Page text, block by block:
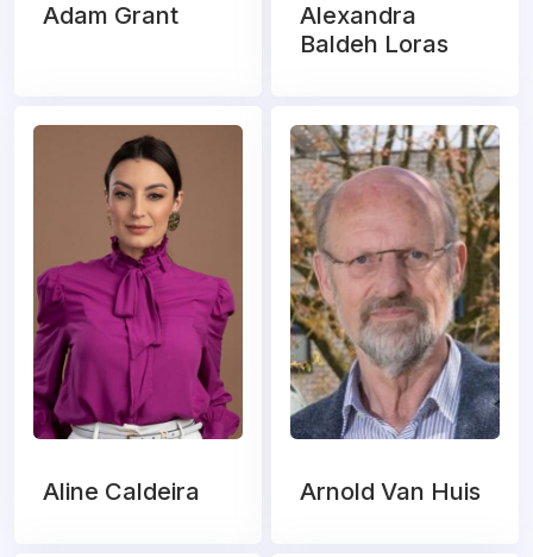
Adam Grant
Alexandra
Baldeh Loras
Aline Caldeira Arnold Van Huis